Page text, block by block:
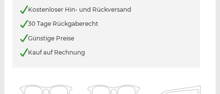
Kostenloser Hin- und Rückversand
30 Tage Rückgaberecht
Günstige Preise
Kauf auf Rechnung